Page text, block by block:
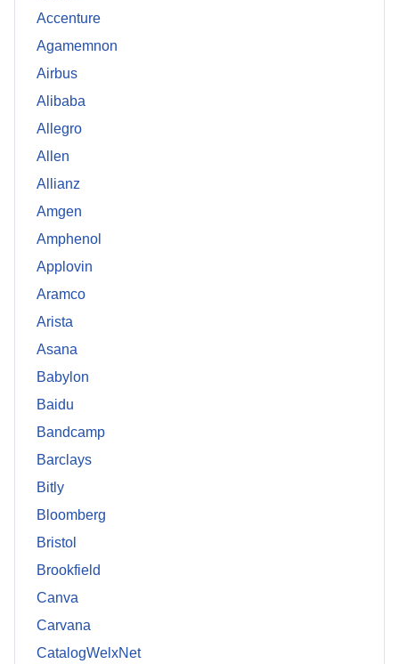
Accenture
Agamemnon
Airbus
Alibaba
Allegro
Allen
Allianz
Amgen
Amphenol
Applovin
Aramco
Arista
Asana
Babylon
Baidu
Bandcamp
Barclays
Bitly
Bloomberg
Bristol
Brookfield
Canva
Carvana
CatalogWelxNet